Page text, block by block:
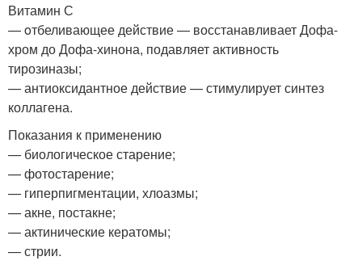
Витамин С
— oтбеливающее действие — восстанавливает Дофа-
хром до Дофа-хинона, подавляет активность
тирозиназы;
— антиоксидантное действие — стимулирует синтез
коллагена.
Показания к применению
— биологическое старение;
— фотостарение;
— гиперпигментации, хлоазмы;
— акне, постакне;
— актинические кератомы;
— стрии.